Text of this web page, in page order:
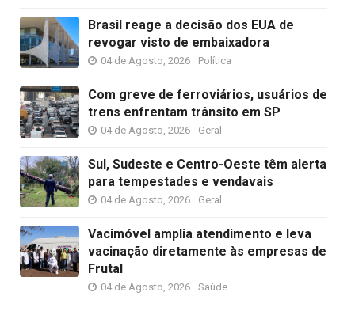
Brasil reage a decisão dos EUA de
revogar visto de embaixadora
04 de Agosto, 2026 Política
Com greve de ferroviários, usuários de
trens enfrentam trânsito em SP
04 de Agosto, 2026 Geral
Sul, Sudeste e Centro-Oeste têm alerta
para tempestades e vendavais
04 de Agosto, 2026 Geral
Vacimóvel amplia atendimento e leva
vacinação diretamente às empresas de
Frutal
04 de Agosto, 2026 Saúde